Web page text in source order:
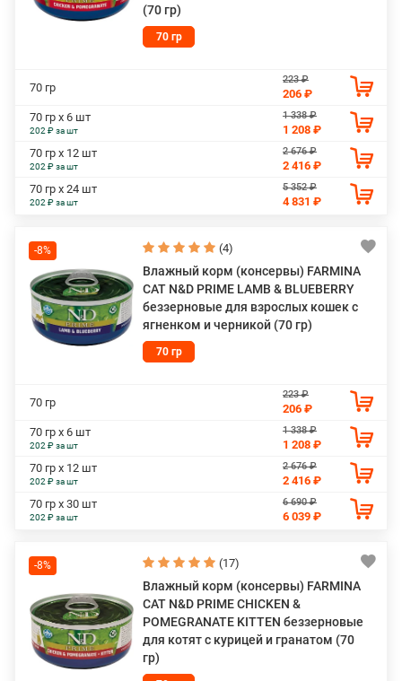
(70 гр)
70 гр
70 гр
223 ₽
206 ₽
70 гр х 6 шт
202 ₽ за шт
1 338 ₽
1 208 ₽
70 гр х 12 шт
202 ₽ за шт
2 676 ₽
2 416 ₽
70 гр х 24 шт
202 ₽ за шт
5 352 ₽
4 831 ₽
-8% (4)
Влажный корм (консервы) FARMINA
CAT N&D PRIME LAMB & BLUEBERRY
беззерновые для взрослых кошек с
ягненком и черникой (70 гр)
70 гр
70 гр
223 ₽
206 ₽
70 гр х 6 шт
202 ₽ за шт
1 338 ₽
1 208 ₽
70 гр х 12 шт
202 ₽ за шт
2 676 ₽
2 416 ₽
70 гр х 30 шт
202 ₽ за шт
6 690 ₽
6 039 ₽
-8% (17)
Влажный корм (консервы) FARMINA
CAT N&D PRIME CHICKEN &
POMEGRANATE KITTEN беззерновые
для котят с курицей и гранатом (70
гр)